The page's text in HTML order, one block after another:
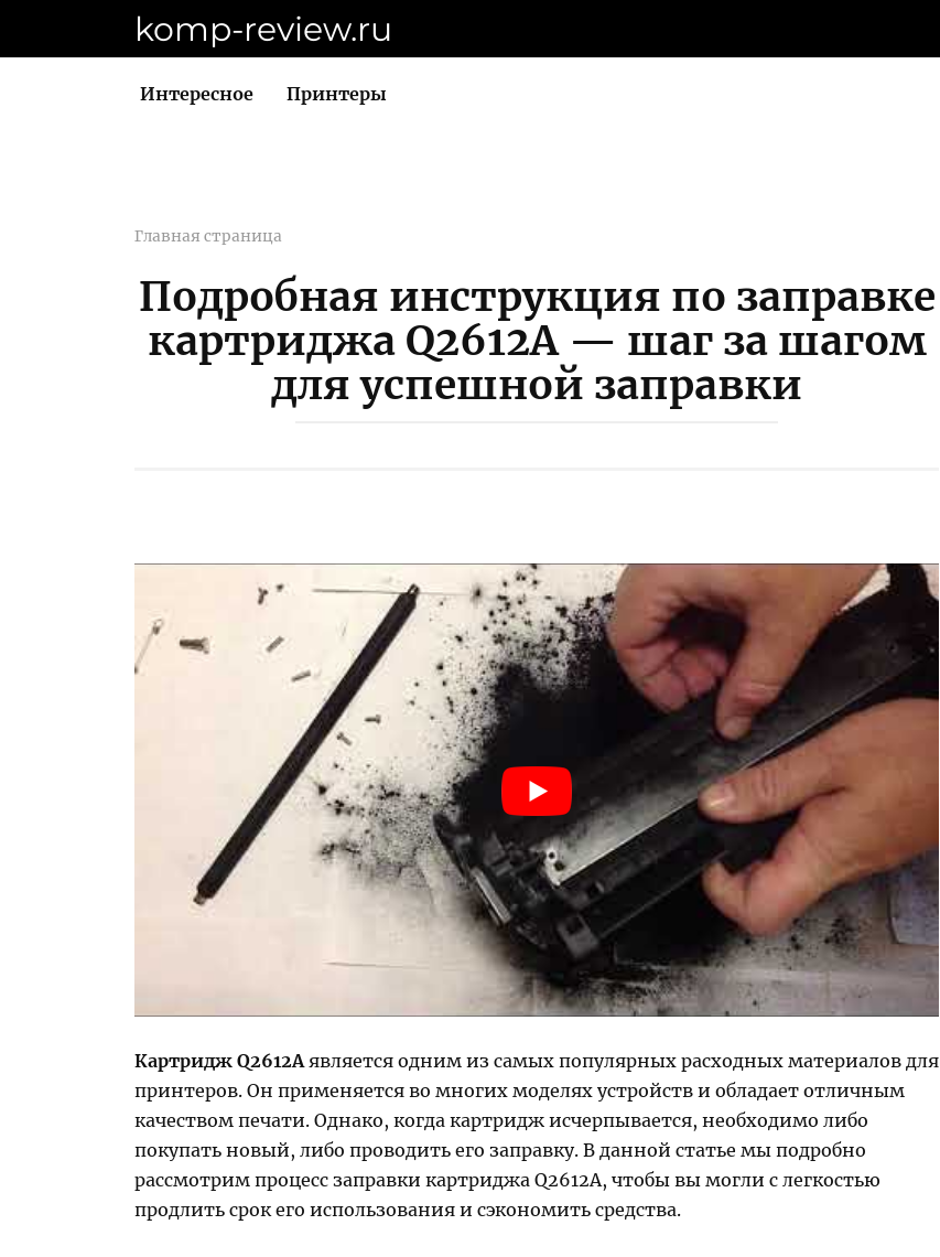
komp-review.ru
Интересное Принтеры
Главная страница
Подробная инструкция по заправке
картриджа Q2612A — шаг за шагом
для успешной заправки
Картридж Q2612Aявляется одним из самых популярных расходных материалов для
принтеров. Он применяется во многих моделях устройств и обладает отличным
качеством печати. Однако, когда картридж исчерпывается, необходимо либо
покупать новый, либо проводить его заправку. В данной статье мы подробно
рассмотрим процесс заправки картриджа Q2612A, чтобы вы могли с легкостью
продлить срок его использования и сэкономить средства.